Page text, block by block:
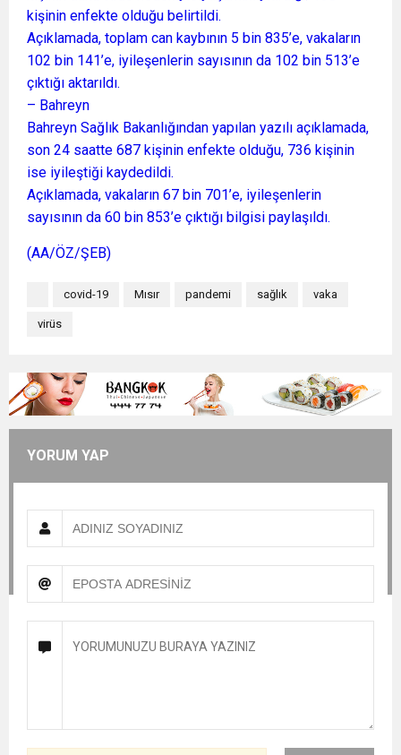
kişinin enfekte olduğu belirtildi.
Açıklamada, toplam can kaybının 5 bin 835’e, vakaların
102 bin 141’e, iyileşenlerin sayısının da 102 bin 513’e
çıktığı aktarıldı.
– Bahreyn
Bahreyn Sağlık Bakanlığından yapılan yazılı açıklamada,
son 24 saatte 687 kişinin enfekte olduğu, 736 kişinin
ise iyileştiği kaydedildi.
Açıklamada, vakaların 67 bin 701’e, iyileşenlerin
sayısının da 60 bin 853’e çıktığı bilgisi paylaşıldı.
(AA/ÖZ/ŞEB)
covid-19 Mısır pandemi sağlık vaka
virüs
YORUM YAP